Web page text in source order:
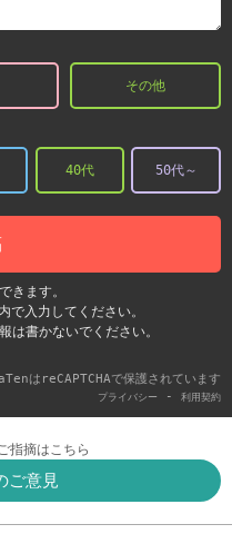
その他
40代 50代～
きます。
入力してください。
書かないでください。
はreCAPTCHAで保護されています
プライバシー - 利用契約
指摘はこちら
ご意見